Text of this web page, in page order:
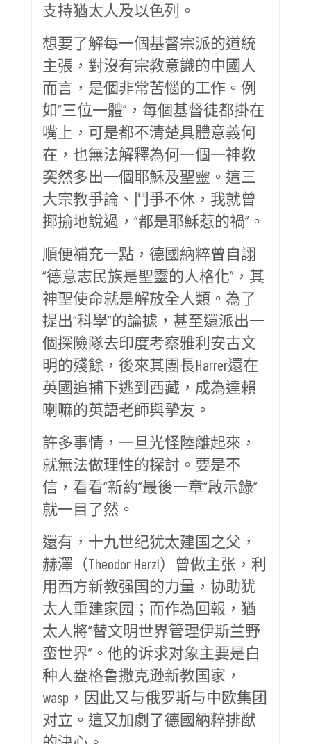
支持猶太人及以色列。
想要了解每一個基督宗派的道統
主張，對沒有宗教意識的中國人
而言，是個非常苦惱的工作。例
如“三位一體”，每個基督徒都掛在
嘴上，可是都不清楚具體意義何
在，也無法解釋為何一個一神教
突然多出一個耶穌及聖靈。這三
大宗教爭論、鬥爭不休，我就曾
揶揄地說過，“都是耶穌惹的禍”。
順便補充一點，德國納粹曾自詡
“德意志民族是聖靈的人格化”，其
神聖使命就是解放全人類。為了
提出“科學”的論據，甚至還派出一
個探險隊去印度考察雅利安古文
明的殘餘，後來其團長Harrer還在
英國追捕下逃到西藏，成為達賴
喇嘛的英語老師與摯友。
許多事情，一旦光怪陸離起來，
就無法做理性的探討。要是不
信，看看“新約”最後一章“啟示錄”
就一目了然。
還有，十九世纪犹太建国之父，
赫澤（Theodor Herzl）曾做主张，利
用西方新教强国的力量，协助犹
太人重建家园；而作為回報，猶
太人將“替文明世界管理伊斯兰野
蛮世界”。他的诉求对象主要是白
种人盎格鲁撒克逊新教国家，
wasp，因此又与俄罗斯与中欧集团
对立。這又加劇了德國納粹排猷